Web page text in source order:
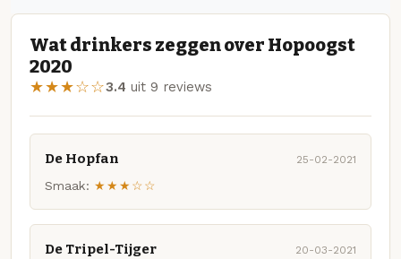
Wat drinkers zeggen over Hopoogst
2020
★★★☆☆3.4 uit 9 reviews
De Hopfan 25-02-2021
Smaak: ★★★☆☆
De Tripel-Tijger 20-03-2021